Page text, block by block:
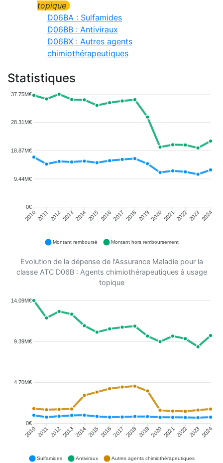
topique
D06BA : Sulfamides
D06BB : Antiviraux
D06BX : Autres agents
chimiothérapeutiques
Statistiques
37.75M€
28.31M€
18.87M€
9.44M€
0€
201020112012201320142015 20162017 2018 20192020 202120222023 2024
Montant remboursé Montant hors remboursement
Evolution de la dépense de l'Assurance Maladie pour la
classe ATC D06B : Agents chimiothérapeutiques à usage
topique
14.09M€
9.39M€
4.70M€
0€
201020112012201320142015 20162017 2018 20192020 202120222023 2024
Sulfamides Antiviraux Autres agents chimiothérapeutiques